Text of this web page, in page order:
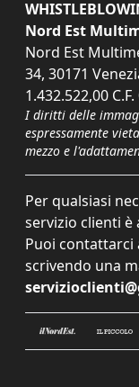
Nord Est
Nord Est
34, 30171
1.432.522,00
I diritti delle
espressamente
mezzo e
Per qualsiasi
servizio clienti è
Puoi contattarci
scrivendo una